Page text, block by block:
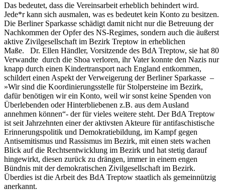
Das bedeutet, dass die Vereinsarbeit erheblich behindert wird.
Jede*r kann sich ausmalen, was es bedeutet kein Konto zu besitzen.
Die Berliner Sparkasse schädigt damit nicht nur die Betreuung der
Nachkommen der Opfer des NS-Regimes, sondern auch die äußerst
aktive Zivilgesellschaft im Bezirk Treptow in erheblichen
Maße. Dr. Ellen Händler, Vorsitzende des BdA Treptow, sie hat 80
Verwandte durch die Shoa verloren, ihr Vater konnte den Nazis nur
knapp durch einen Kindertransport nach England entkommen,
schildert einen Aspekt der Verweigerung der Berliner Sparkasse –
»Wir sind die Koordinierungsstelle für Stolpersteine im Bezirk,
dafür benötigen wir ein Konto, weil wir sonst keine Spenden von
Überlebenden oder Hinterbliebenen z.B. aus dem Ausland
annehmen können“- der für vieles weitere steht. Der BdA Treptow
ist seit Jahrzehnten einer der aktivsten Akteure für antifaschistische
Erinnerungspolitik und Demokratiebildung, im Kampf gegen
Antisemitismus und Rassismus im Bezirk, mit einen stets wachen
Blick auf die Rechtsentwicklung im Bezirk und hat stetig darauf
hingewirkt, diesen zurück zu drängen, immer in einem engen
Bündnis mit der demokratischen Zivilgesellschaft im Bezirk.
Überdies ist die Arbeit des BdA Treptow staatlich als gemeinnützig
anerkannt.